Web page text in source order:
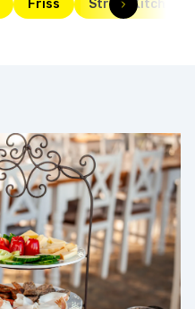
Friss Street Kitchen